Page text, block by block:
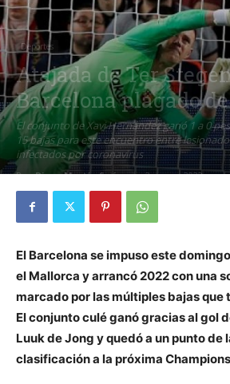
Deportes
Atajada de Ter
Barcelona plagado
El conjunto de Xavi Hernández ganó 1 a 0
15 bajas para este encuentro entre
infectados por coronavirus
Por Diego Martín Suárez - 2 enero, 2022
El Barcelona se impuso este
el Mallorca y arrancó 2022 con una
marcado por las múltiples bajas que
El conjunto culé ganó gracias al gol
Luuk de Jong y quedó a un punto de
clasificación a la próxima